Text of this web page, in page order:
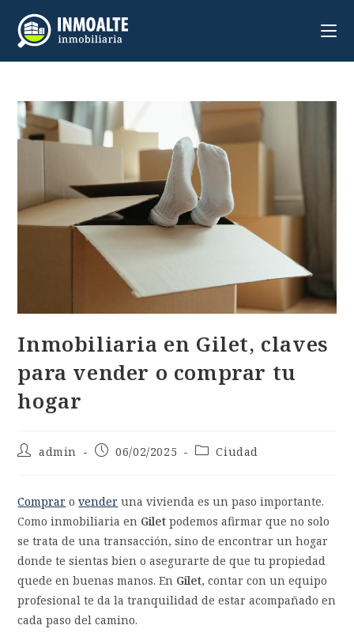
Inmobiliaria en Gilet, claves
para vender o comprar tu
hogar
admin 06/02/2025 Ciudad
Comprar ovender una vivienda es un paso importante.
Como inmobiliaria en Gilet podemos afirmar que no solo
se trata de una transacción, sino de encontrar un hogar
donde te sientas bien o asegurarte de que tu propiedad
quede en buenas manos. En Gilet, contar con un equipo
profesional te da la tranquilidad de estar acompañado en
cada paso del camino.